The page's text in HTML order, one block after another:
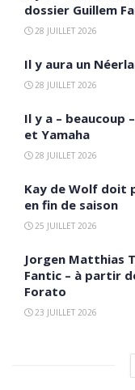
dossier Guillem
28 JUILLET 2026
Il y aura un
28 JUILLET 2026
Il y a – beaucoup
et Yamaha
28 JUILLET 2026
Kay de Wolf doit
en fin de saison
25 JUILLET 2026
Jorgen Matthias
Fantic – à partir
Forato
23 JUILLET 2026